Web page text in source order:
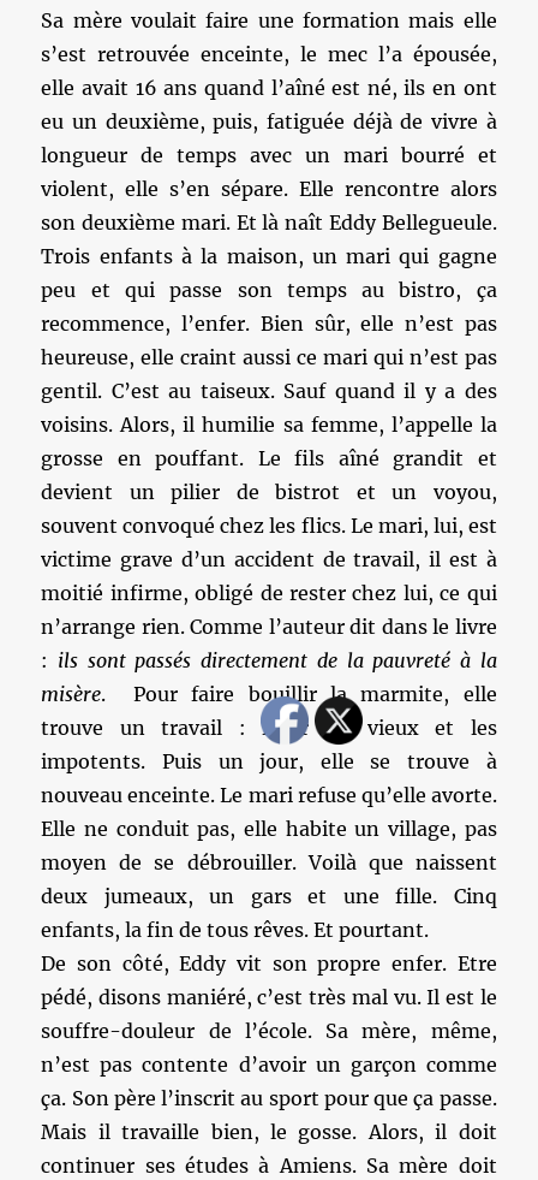
Sa mère voulait faire une formation mais elle
s’est retrouvée enceinte, le mec l’a épousée,
elle avait 16 ans quand l’aîné est né, ils en ont
eu un deuxième, puis, fatiguée déjà de vivre à
longueur de temps avec un mari bourré et
violent, elle s’en sépare. Elle rencontre alors
son deuxième mari. Et là naît Eddy Bellegueule.
Trois enfants à la maison, un mari qui gagne
peu et qui passe son temps au bistro, ça
recommence, l’enfer. Bien sûr, elle n’est pas
heureuse, elle craint aussi ce mari qui n’est pas
gentil. C’est au taiseux. Sauf quand il y a des
voisins. Alors, il humilie sa femme, l’appelle la
grosse en pouffant. Le fils aîné grandit et
devient un pilier de bistrot et un voyou,
souvent convoqué chez les flics. Le mari, lui, est
victime grave d’un accident de travail, il est à
moitié infirme, obligé de rester chez lui, ce qui
n’arrange rien. Comme l’auteur dit dans le livre
: ils sont passés directement de la pauvreté à la
misère. Pour faire bouillir la marmite, elle
trouve un travail : laver les vieux et les
impotents. Puis un jour, elle se trouve à
nouveau enceinte. Le mari refuse qu’elle avorte.
Elle ne conduit pas, elle habite un village, pas
moyen de se débrouiller. Voilà que naissent
deux jumeaux, un gars et une fille. Cinq
enfants, la fin de tous rêves. Et pourtant.
De son côté, Eddy vit son propre enfer. Etre
pédé, disons maniéré, c’est très mal vu. Il est le
souffre-douleur de l’école. Sa mère, même,
n’est pas contente d’avoir un garçon comme
ça. Son père l’inscrit au sport pour que ça passe.
Mais il travaille bien, le gosse. Alors, il doit
continuer ses études à Amiens. Sa mère doit